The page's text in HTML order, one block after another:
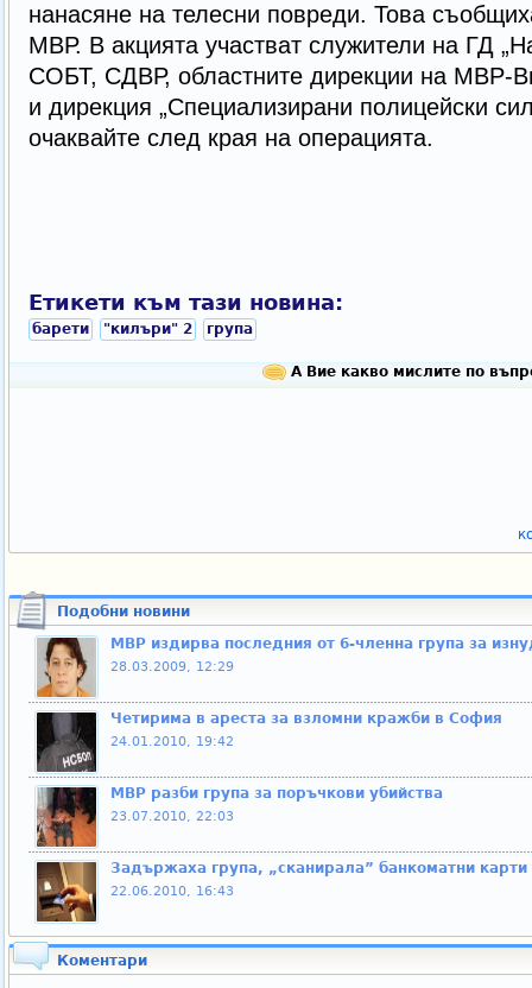
нанасяне на телесни повреди. Това
МВР. В акцията участват служители на ГД
СОБТ, СДВР, областните дирекции на МВР-
и дирекция „Специализирани полицейски
очаквайте след края на операцията.
Етикети към тази новина:
барети "килъри" 2 група
А Вие какво мислите по
Подобни новини
МВР издирва последния от 6-членна група за
28.03.2009, 12:29
Четирима в ареста за взломни кражби в София
24.01.2010, 19:42
МВР разби група за поръчкови убийства
23.07.2010, 22:03
Задържаха група, „сканирала” банкоматни карти
22.06.2010, 16:43
Коментари